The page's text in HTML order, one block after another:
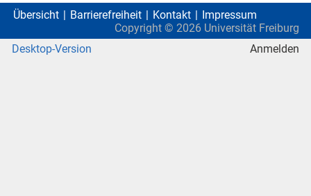
Übersicht Barrierefreiheit Kontakt
Impressum
Copyright © 2026 Universität Freiburg
Desktop-Version
Anmelden